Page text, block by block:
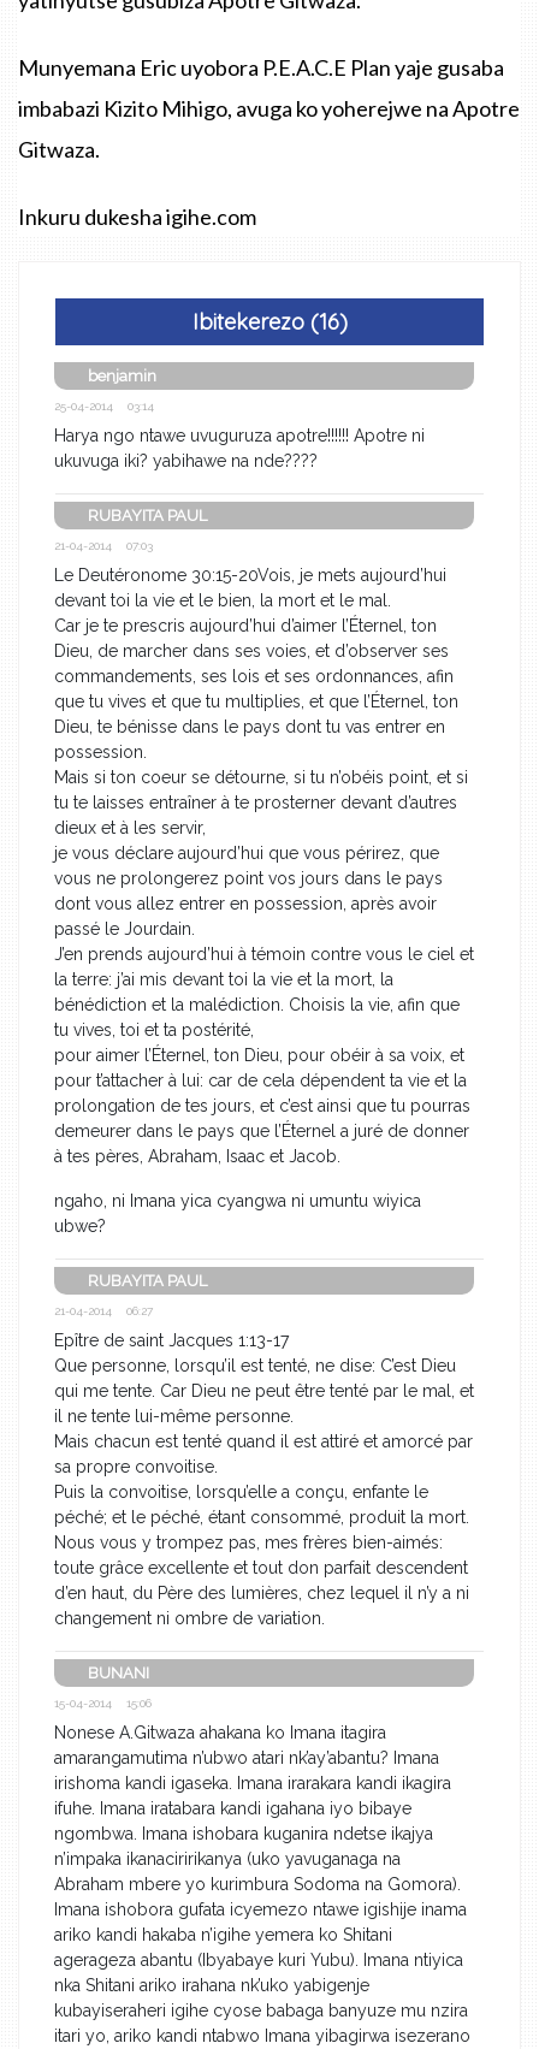
Munyemana Eric uyobora P.E.A.C.E Plan yaje gusaba
imbabazi Kizito Mihigo, avuga ko yoherejwe na Apotre
Gitwaza.
Inkuru dukesha igihe.com
Ibitekerezo (16)
benjamin
25-04-2014 03:14
Harya ngo ntawe uvuguruza apotre!!!!!! Apotre ni
ukuvuga iki? yabihawe na nde????
RUBAYITA PAUL
21-04-2014 07:03
Le Deutéronome 30:15-20Vois, je mets aujourd’hui
devant toi la vie et le bien, la mort et le mal.
Car je te prescris aujourd’hui d’aimer l’Éternel, ton
Dieu, de marcher dans ses voies, et d’observer ses
commandements, ses lois et ses ordonnances, afin
que tu vives et que tu multiplies, et que l’Éternel, ton
Dieu, te bénisse dans le pays dont tu vas entrer en
possession.
Mais si ton coeur se détourne, si tu n’obéis point, et si
tu te laisses entraîner à te prosterner devant d’autres
dieux et à les servir,
je vous déclare aujourd’hui que vous périrez, que
vous ne prolongerez point vos jours dans le pays
dont vous allez entrer en possession, après avoir
passé le Jourdain.
J’en prends aujourd’hui à témoin contre vous le ciel et
la terre: j’ai mis devant toi la vie et la mort, la
bénédiction et la malédiction. Choisis la vie, afin que
tu vives, toi et ta postérité,
pour aimer l’Éternel, ton Dieu, pour obéir à sa voix, et
pour t’attacher à lui: car de cela dépendent ta vie et la
prolongation de tes jours, et c’est ainsi que tu pourras
demeurer dans le pays que l’Éternel a juré de donner
à tes pères, Abraham, Isaac et Jacob.
ngaho, ni Imana yica cyangwa ni umuntu wiyica
ubwe?
RUBAYITA PAUL
21-04-2014 06:27
Epître de saint Jacques 1:13-17
Que personne, lorsqu’il est tenté, ne dise: C’est Dieu
qui me tente. Car Dieu ne peut être tenté par le mal, et
il ne tente lui-même personne.
Mais chacun est tenté quand il est attiré et amorcé par
sa propre convoitise.
Puis la convoitise, lorsqu’elle a conçu, enfante le
péché; et le péché, étant consommé, produit la mort.
Nous vous y trompez pas, mes frères bien-aimés:
toute grâce excellente et tout don parfait descendent
d’en haut, du Père des lumières, chez lequel il n’y a ni
changement ni ombre de variation.
BUNANI
15-04-2014 15:06
Nonese A.Gitwaza ahakana ko Imana itagira
amarangamutima n’ubwo atari nk’ay’abantu? Imana
irishoma kandi igaseka. Imana irarakara kandi ikagira
ifuhe. Imana iratabara kandi igahana iyo bibaye
ngombwa. Imana ishobara kuganira ndetse ikajya
n’impaka ikanaciririkanya (uko yavuganaga na
Abraham mbere yo kurimbura Sodoma na Gomora).
Imana ishobora gufata icyemezo ntawe igishije inama
ariko kandi hakaba n’igihe yemera ko Shitani
agerageza abantu (Ibyabaye kuri Yubu). Imana ntiyica
nka Shitani ariko irahana nk’uko yabigenje
kubayiseraheri igihe cyose babaga banyuze mu nzira
itari yo, ariko kandi ntabwo Imana yibagirwa isezerano